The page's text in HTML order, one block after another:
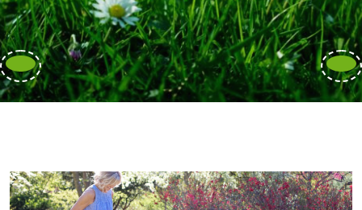
Previous